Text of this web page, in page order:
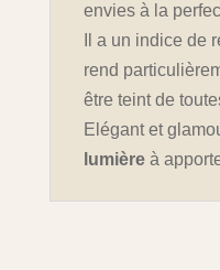
envies à la
Il a un indice de
rend
être teint de
Elégant et
lumièreà